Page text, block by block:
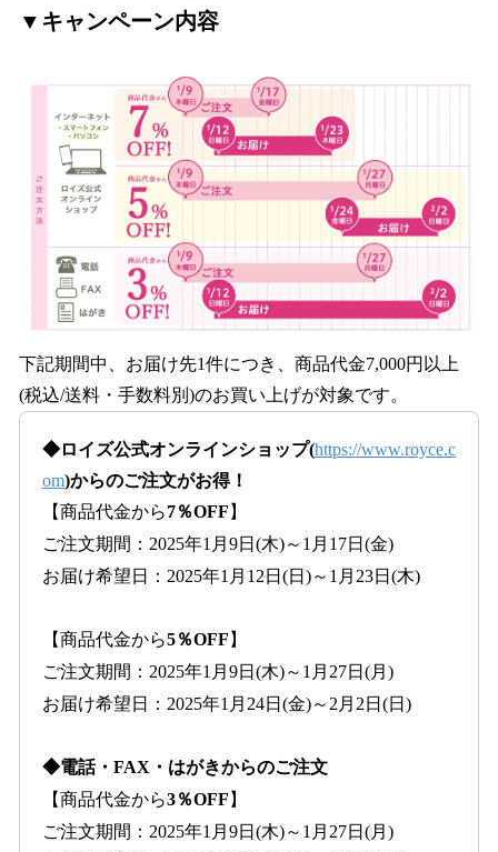
▼キャンペーン内容
下記期間中、お届け先1件につき、商品代金7,000円以上
(税込/送料・手数料別)のお買い上げが対象です。
◆ロイズ公式オンラインショップ(https://www.royce.c
om)からのご注文がお得！
【商品代金から7％OFF 】
ご注文期間：2025年1月9日(木)～1月17日(金)
お届け希望日：2025年1月12日(日)～1月23日(木)
【商品代金から5％OFF 】
ご注文期間：2025年1月9日(木)～1月27日(月)
お届け希望日：2025年1月24日(金)～2月2日(日)
◆電話・FAX・はがきからのご注文
【商品代金から3％OFF 】
ご注文期間：2025年1月9日(木)～1月27日(月)